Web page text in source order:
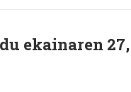
ekainaren 27,